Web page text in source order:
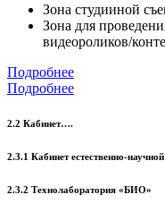
Зона студииной
Зона для
видеороликов/
Подробнее
Подробнее
2.2 Кабинет….
2.3.1 Кабинет естественно-
2.3.2 Технолаборатория «БИО»